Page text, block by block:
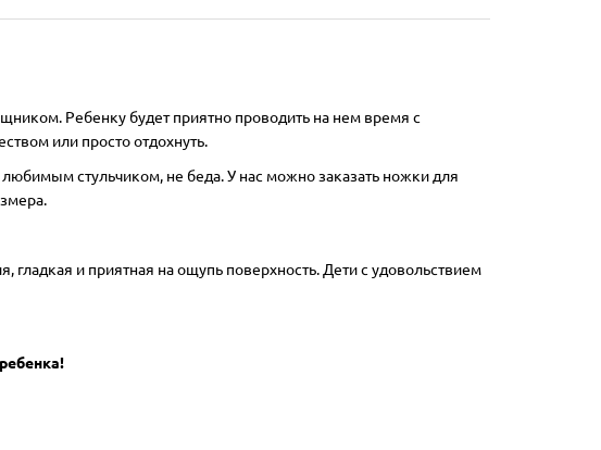
Ребенку будет приятно проводить на нем время с
или просто отдохнуть.
любимым стульчиком, не беда. У нас можно заказать ножки для
и приятная на ощупь поверхность. Дети с удовольствием